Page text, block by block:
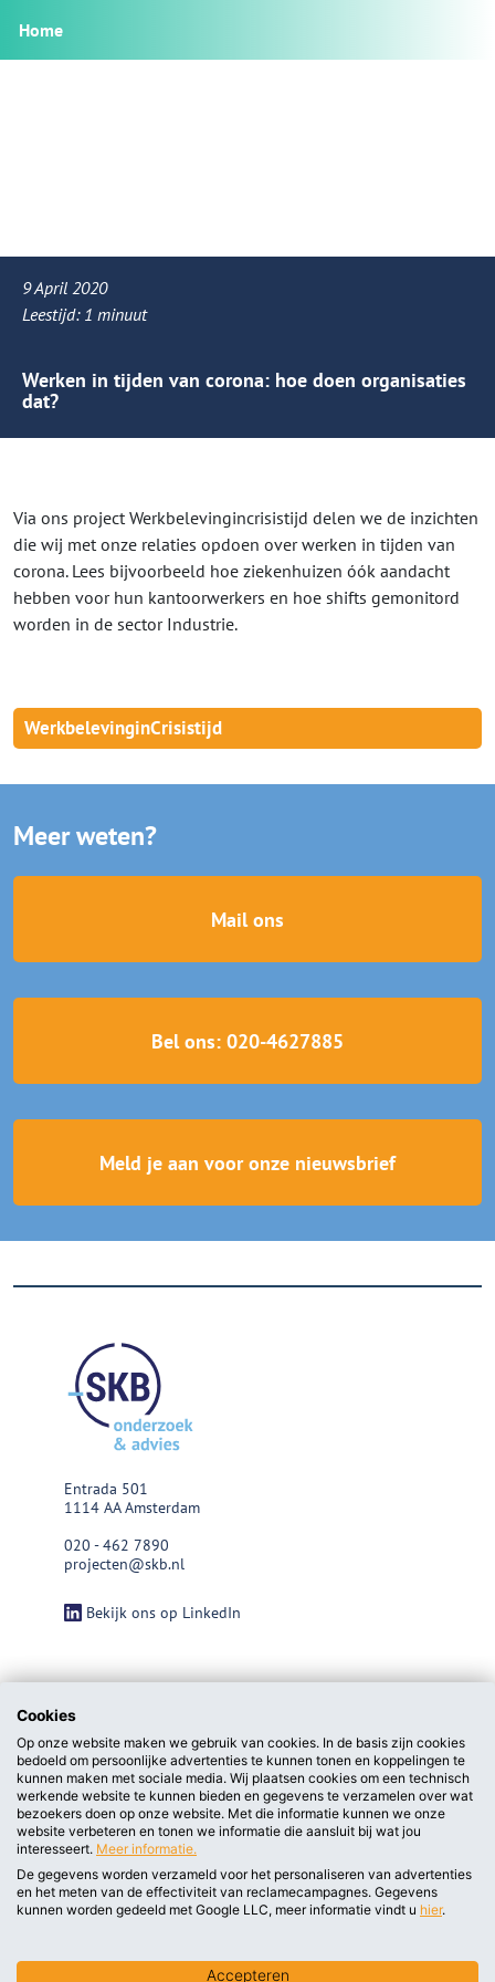
Home
9 April 2020
Leestijd: 1 minuut
Werken in tijden van corona: hoe doen organisaties
dat?
Via ons project Werkbelevingincrisistijd delen we de inzichten
die wij met onze relaties opdoen over werken in tijden van
corona. Lees bijvoorbeeld hoe ziekenhuizen óók aandacht
hebben voor hun kantoorwerkers en hoe shifts gemonitord
worden in de sector Industrie.
WerkbelevinginCrisistijd
Meer weten?
Mail ons
Bel ons: 020-4627885
Meld je aan voor onze nieuwsbrief
Entrada 501
1114 AA Amsterdam
020 - 462 7890
projecten@skb.nl
Bekijk ons op LinkedIn
privacy statement/cookieverklaring
Cookies
Op onze website maken we gebruik van cookies. In de basis zijn cookies
bedoeld om persoonlijke advertenties te kunnen tonen en koppelingen te
kunnen maken met sociale media. Wij plaatsen cookies om een technisch
werkende website te kunnen bieden en gegevens te verzamelen over wat
bezoekers doen op onze website. Met die informatie kunnen we onze
website verbeteren en tonen we informatie die aansluit bij wat jou
interesseert. Meer informatie.
De gegevens worden verzameld voor het personaliseren van advertenties
en het meten van de effectiviteit van reclamecampagnes. Gegevens
kunnen worden gedeeld met Google LLC, meer informatie vindt u hier.
Accepteren